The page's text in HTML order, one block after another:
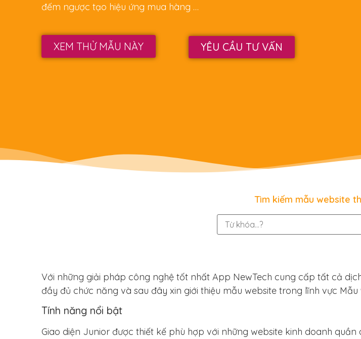
đếm ngược tạo hiệu ứng mua hàng …
XEM THỬ MẪU NÀY YÊU CẦU TƯ VẤN
Tìm kiếm mẫu website
Với những giải pháp công nghệ tốt nhất App NewTech cung cấp tất cả
đầy đủ chức năng và sau đây xin giới thiệu mẫu website trong lĩnh vực
Tính năng nổi bật
Giao diện Junior được thiết kế phù hợp với những website kinh doanh